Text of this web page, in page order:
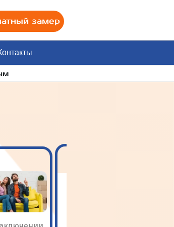
замер